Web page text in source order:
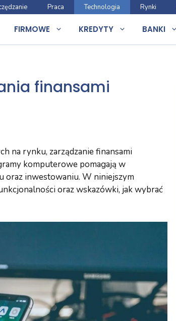
Praca Technologia Rynki
FIRMOWE KREDYTY BANKI
finansami
na rynku, zarządzanie finansami
komputerowe pomagają w
oraz inwestowaniu. W niniejszym
oraz wskazówki, jak wybrać